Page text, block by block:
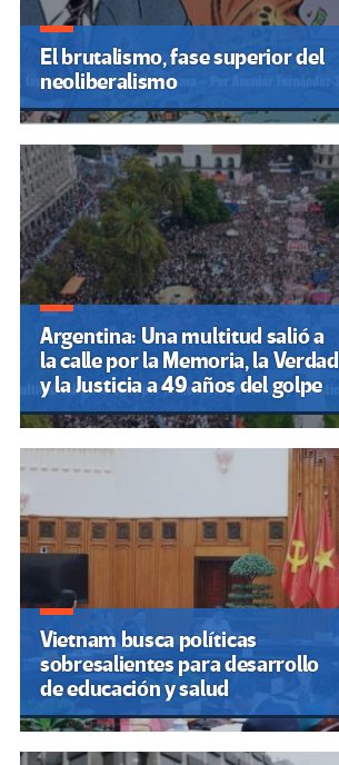
El brutalismo, fase superior del
neoliberalismo
Argentina: Una multitud salió a
la calle por la Memoria, la Verdad
y la Justicia a 49 años del golpe
Vietnam busca políticas
sobresalientes para desarrollo
de educación y salud